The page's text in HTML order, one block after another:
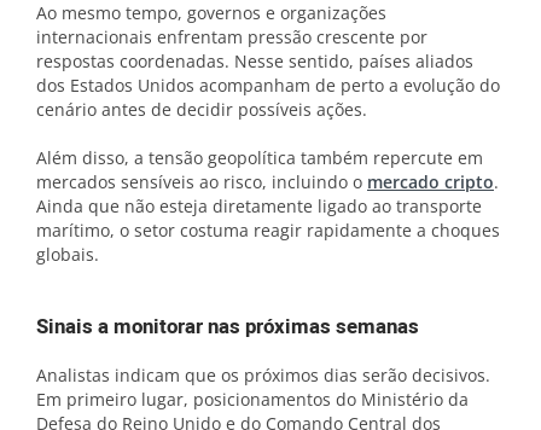
Ao mesmo tempo, governos e organizações
internacionais enfrentam pressão crescente por
respostas coordenadas. Nesse sentido, países aliados
dos Estados Unidos acompanham de perto a evolução do
cenário antes de decidir possíveis ações.
Além disso, a tensão geopolítica também repercute em
mercados sensíveis ao risco, incluindo o mercado cripto.
Ainda que não esteja diretamente ligado ao transporte
marítimo, o setor costuma reagir rapidamente a choques
globais.
Sinais a monitorar nas próximas semanas
Analistas indicam que os próximos dias serão decisivos.
Em primeiro lugar, posicionamentos do Ministério da
Defesa do Reino Unido e do Comando Central dos